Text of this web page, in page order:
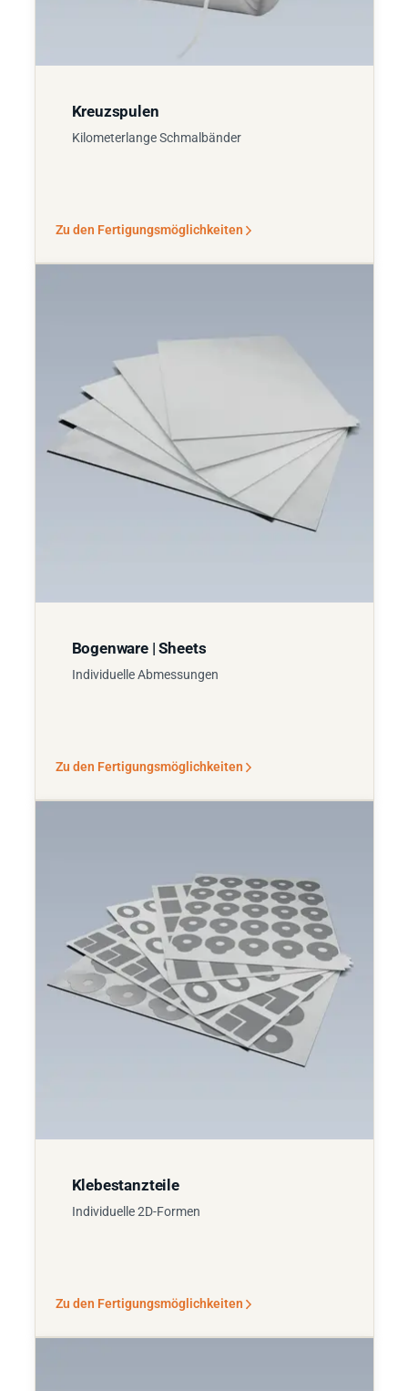
Kreuzspulen
Kilometerlange Schmalbänder
Zu den Fertigungsmöglichkeiten
Bogenware | Sheets
Individuelle Abmessungen
Zu den Fertigungsmöglichkeiten
Klebestanzteile
Individuelle 2D-Formen
Zu den Fertigungsmöglichkeiten